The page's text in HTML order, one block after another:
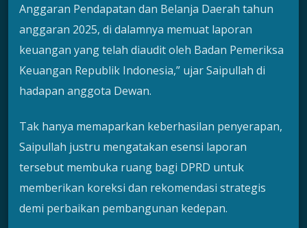
Anggaran Pendapatan dan Belanja Daerah tahun
anggaran 2025, di dalamnya memuat laporan
keuangan yang telah diaudit oleh Badan Pemeriksa
Keuangan Republik Indonesia,” ujar Saipullah di
hadapan anggota Dewan.
Tak hanya memaparkan keberhasilan penyerapan,
Saipullah justru mengatakan esensi laporan
tersebut membuka ruang bagi DPRD untuk
memberikan koreksi dan rekomendasi strategis
demi perbaikan pembangunan kedepan.